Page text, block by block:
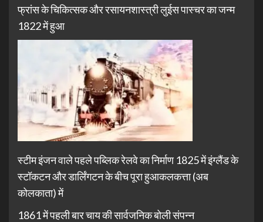
फ्रांस के चिकित्सक और रसायनशास्त्री लुईस पास्चर का जन्म
1822 में हुआ
स्टीम इंजन वाले पहले पब्लिक रेलवे का निर्माण 1825 में इंग्लैंड के
स्टॉकटन और डार्लिंगटन के बीच पूरा हुआकलकत्ता (अब
कोलकाता) में
1861 में पहली बार चाय की सार्वजनिक बोली संपन्न